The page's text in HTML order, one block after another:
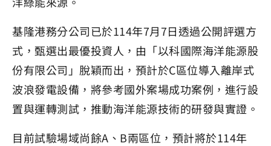
基隆港務分公司已於114年7月7日透過公開評選方
式，甄選出最優投資人，由「以科國際海洋能源股
份有限公司」脫穎而出，預計於C區位導入離岸式
波浪發電設備，將參考國外案場成功案例，進行設
置與運轉測試，推動海洋能源技術的研發與實證。
目前試驗場域尚餘A、B兩區位，預計將於114年